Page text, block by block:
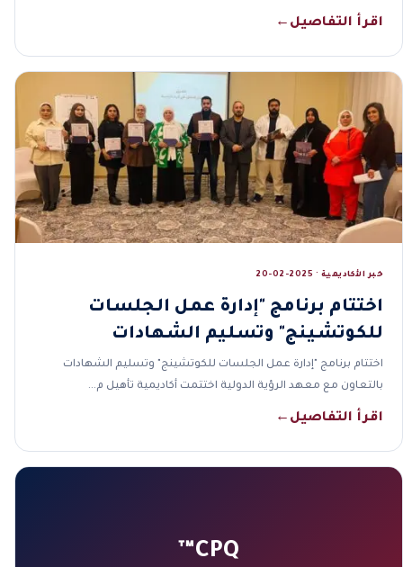
اقرأ التفاصيل ←
خبر الأكاديمية · 2025-02-20
اختتام برنامج "إدارة عمل الجلسات
للكوتشينج" وتسليم الشهادات
اختتام برنامج "إدارة عمل الجلسات للكوتشينج" وتسليم الشهادات
بالتعاون مع معهد الرؤية الدولية اختتمت أكاديمية تأهيل م…
اقرأ التفاصيل ←
CPQ™